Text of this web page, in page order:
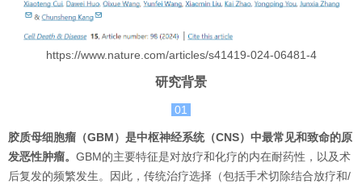
https://www.nature.com/articles/s41419-024-06481-4
研究背景
01
胶质母细胞瘤（GBM）是中枢神经系统（CNS）中最常见和致命的原
发恶性肿瘤。 GBM的主要特征是对放疗和化疗的内在耐药性，以及术
后复发的频繁发生。因此，传统治疗选择（包括手术切除结合放疗和/